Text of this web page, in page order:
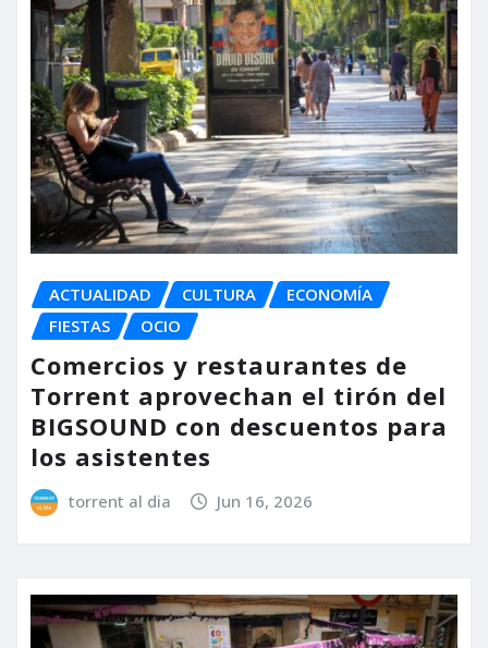
ACTUALIDAD CULTURA
ECONOMÍA
FIESTAS
OCIO
Comercios y restaurantes de
Torrent aprovechan el tirón del
BIGSOUND con descuentos para
los asistentes
torrent al dia Jun 16, 2026